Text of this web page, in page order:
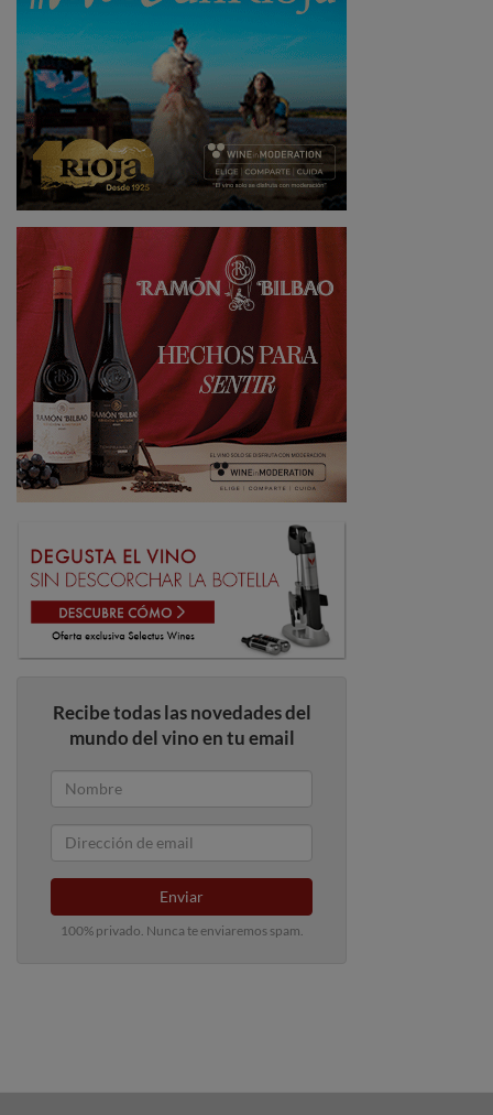
Recibe todas las novedades del
mundo del vino en tu email
Enviar
100% privado. Nunca te enviaremos spam.